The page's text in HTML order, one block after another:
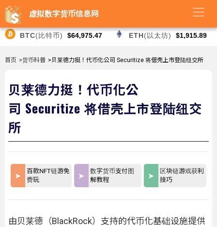
虚拟数字货币信息网
BTC(比特币) $64,975.47 ETH(以太坊) $1,915.89
首页 >货币科普 >贝莱德力挺！代币化公司 Securitize 将借壳上市登陆纽交所
贝莱德力挺！代币化公
司 Securitize 将借壳上市登陆纽交
所
百款NFT链游免
费玩
数字货币支付图
解教程
区块链游戏获利
技巧
由贝莱德（BlackRock）支持的代币化基础设施提供